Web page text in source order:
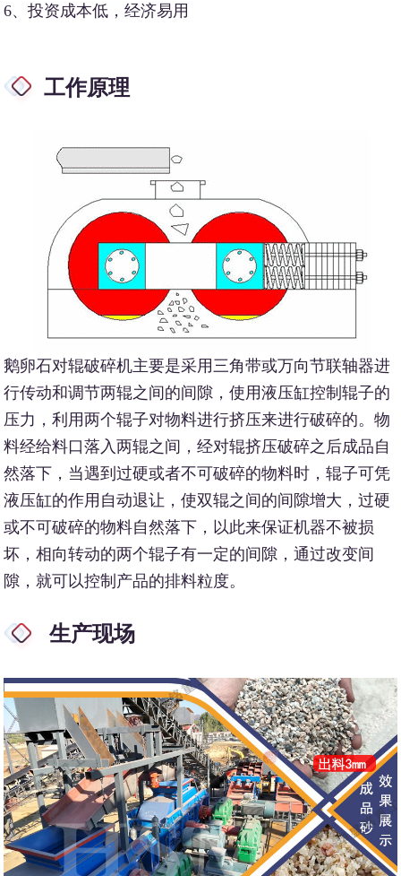
6、投资成本低，经济易用
工作原理
鹅卵石对辊破碎机主要是采用三角带或万向节联轴器进
行传动和调节两辊之间的间隙，使用液压缸控制辊子的
压力，利用两个辊子对物料进行挤压来进行破碎的。物
料经给料口落入两辊之间，经对辊挤压破碎之后成品自
然落下，当遇到过硬或者不可破碎的物料时，辊子可凭
液压缸的作用自动退让，使双辊之间的间隙增大，过硬
或不可破碎的物料自然落下，以此来保证机器不被损
坏，相向转动的两个辊子有一定的间隙，通过改变间
隙，就可以控制产品的排料粒度。
生产现场